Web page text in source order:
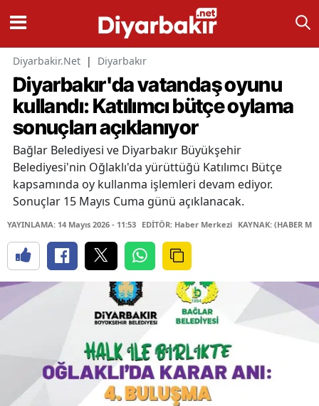
Diyarbakir.Net | Diyarbakır
Diyarbakır'da vatandaş oyunu
kullandı: Katılımcı bütçe oylama
sonuçları açıklanıyor
Bağlar Belediyesi ve Diyarbakır Büyükşehir
Belediyesi'nin Oğlaklı'da yürüttüğü Katılımcı Bütçe
kapsamında oy kullanma işlemleri devam ediyor.
Sonuçlar 15 Mayıs Cuma günü açıklanacak.
YAYINLAMA: 14 Mayıs 2026 - 11:53 EDİTÖR: Haber Merkezi KAYNAK: (HABER